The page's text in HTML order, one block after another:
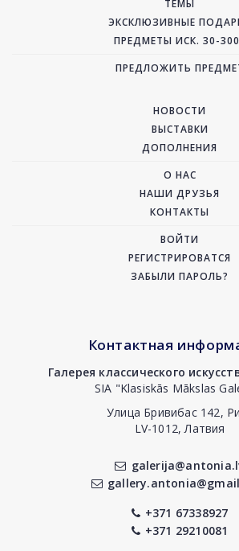
ТЕМЫ
ЭКСКЛЮЗИВНЫЕ
ПРЕДМЕТЫ ИСК. 30-
ПРЕДЛОЖИТЬ
НОВОСТИ
ВЫСТАВКИ
ДОПОЛНЕНИЯ
О НАС
НАШИ ДРУЗЬЯ
КОНТАКТЫ
ВОЙТИ
РЕГИСТРИРОВАТСЯ
ЗАБЫЛИ ПАРОЛЬ?
Контактная
Галерея классического
SIA "Klasiskās Mākslas
Улица Бривибас 142,
LV-1012, Латвия
+371 67338927
+371 29210081